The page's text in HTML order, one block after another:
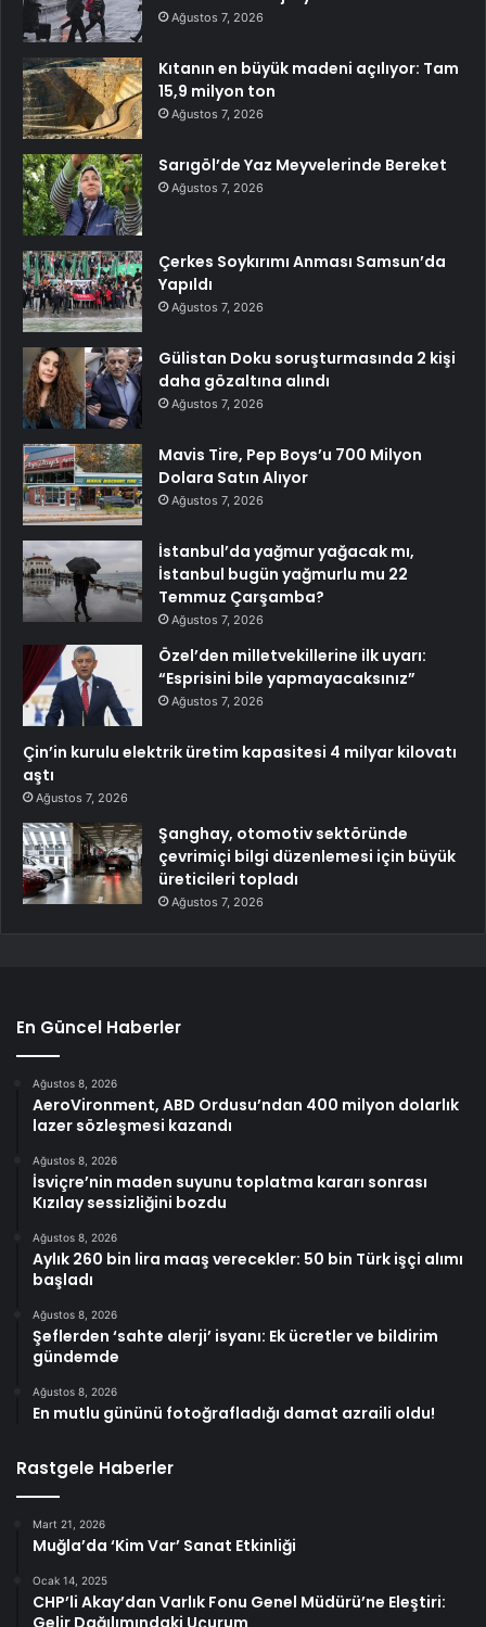
Ağustos 7, 2026
Kıtanın en büyük madeni açılıyor: Tam
15,9 milyon ton
Ağustos 7, 2026
Sarıgöl’de Yaz Meyvelerinde Bereket
Ağustos 7, 2026
Çerkes Soykırımı Anması Samsun’da
Yapıldı
Ağustos 7, 2026
Gülistan Doku soruşturmasında 2 kişi
daha gözaltına alındı
Ağustos 7, 2026
Mavis Tire, Pep Boys’u 700 Milyon
Dolara Satın Alıyor
Ağustos 7, 2026
İstanbul’da yağmur yağacak mı,
İstanbul bugün yağmurlu mu 22
Temmuz Çarşamba?
Ağustos 7, 2026
Özel’den milletvekillerine ilk uyarı:
“Esprisini bile yapmayacaksınız”
Ağustos 7, 2026
Çin’in kurulu elektrik üretim kapasitesi 4 milyar kilovatı
aştı
Ağustos 7, 2026
Şanghay, otomotiv sektöründe
çevrimiçi bilgi düzenlemesi için büyük
üreticileri topladı
Ağustos 7, 2026
En Güncel Haberler
Ağustos 8, 2026
AeroVironment, ABD Ordusu’ndan 400 milyon dolarlık
lazer sözleşmesi kazandı
Ağustos 8, 2026
İsviçre’nin maden suyunu toplatma kararı sonrası
Kızılay sessizliğini bozdu
Ağustos 8, 2026
Aylık 260 bin lira maaş verecekler: 50 bin Türk işçi alımı
başladı
Ağustos 8, 2026
Şeflerden ‘sahte alerji’ isyanı: Ek ücretler ve bildirim
gündemde
Ağustos 8, 2026
En mutlu gününü fotoğrafladığı damat azraili oldu!
Rastgele Haberler
Mart 21, 2026
Muğla’da ‘Kim Var’ Sanat Etkinliği
Ocak 14, 2025
CHP’li Akay’dan Varlık Fonu Genel Müdürü’ne Eleştiri: